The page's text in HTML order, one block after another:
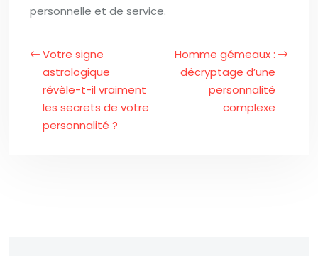
personnelle et de service.
Votre signe
astrologique
révèle-t-il vraiment
les secrets de votre
personnalité ?
Homme gémeaux :
décryptage d’une
personnalité
complexe